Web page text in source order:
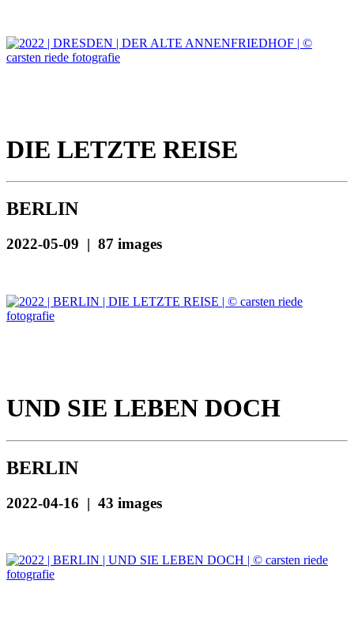
DIE LETZTE REISE
BERLIN
2022-05-09 | 87 images
UND SIE LEBEN DOCH
BERLIN
2022-04-16 | 43 images